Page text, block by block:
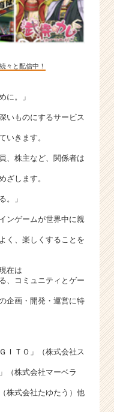
々と配信中！
に。」
いものにするサービス
いきます。
、株主など、関係者は
ざします。
。」
ンゲームが世界中に親
く、楽しくすることを
在は
、コミュニティとゲー
企画・開発・運営に特
ＴＯ」（株式会社ス
（株式会社マーベラ
株式会社たゆたう）他